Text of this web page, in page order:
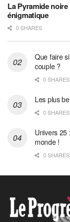
La Pyramide
énigmatique
0 SHARES
Que faire
couple ?
0 SHARES
Les plus
0 SHARES
Univers 25
monde !
0 SHARES